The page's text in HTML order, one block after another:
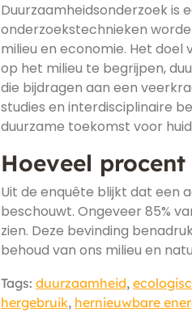
Duurzaamheidsonderzoek is
onderzoekstechnieken
milieu en economie. Het
op het milieu te begrijpen,
die bijdragen aan een
studies en interdisciplinaire
duurzame toekomst voor
Hoeveel
Uit de enquête blijkt dat een
beschouwt. Ongeveer 85%
zien. Deze bevinding
behoud van ons milieu en
Tags: duurzaamheid,
hergebruik, hernieuwbare